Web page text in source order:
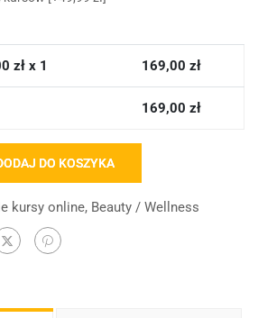
zł x 1 169,00 zł
169,00 zł
DO KOSZYKA
kursy online, Beauty / Wellness